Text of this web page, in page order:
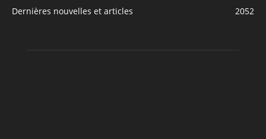
Dernières nouvelles et articles 2052